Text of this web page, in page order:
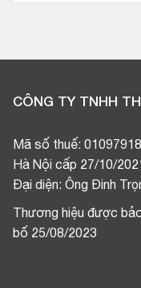
CÔNG TY TNHH
Mã số thuế:
Hà Nội cấp 27/10/
Đại diện: Ông Đinh
Thương hiệu được
bố 25/08/2023